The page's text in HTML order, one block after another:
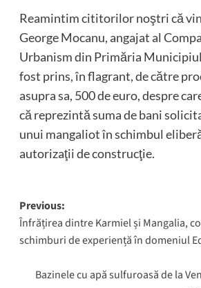
Reamintim cititorilor noştri că
George Mocanu, angajat al
Urbanism din Primăria
fost prins, în flagrant, de către
asupra sa, 500 de euro, despre
că reprezintă suma de bani
unui mangaliot în schimbul
autorizaţii de construcţie.
Post
navigation
Previous:
Înfrățirea dintre Karmiel și Mangalia,
schimburi de experiență în domeniul
Bazinele cu apă sulfuroasă de la